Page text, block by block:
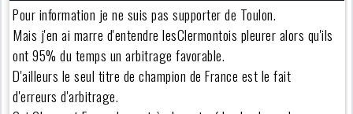
Pour information je ne suis pas supporter de Toulon.
Mais j'en ai marre d'entendre lesClermontois pleurer alors qu'ils
ont 95% du temps un arbitrage favorable.
D'ailleurs le seul titre de champion de France est le fait
d'erreurs d'arbitrage.